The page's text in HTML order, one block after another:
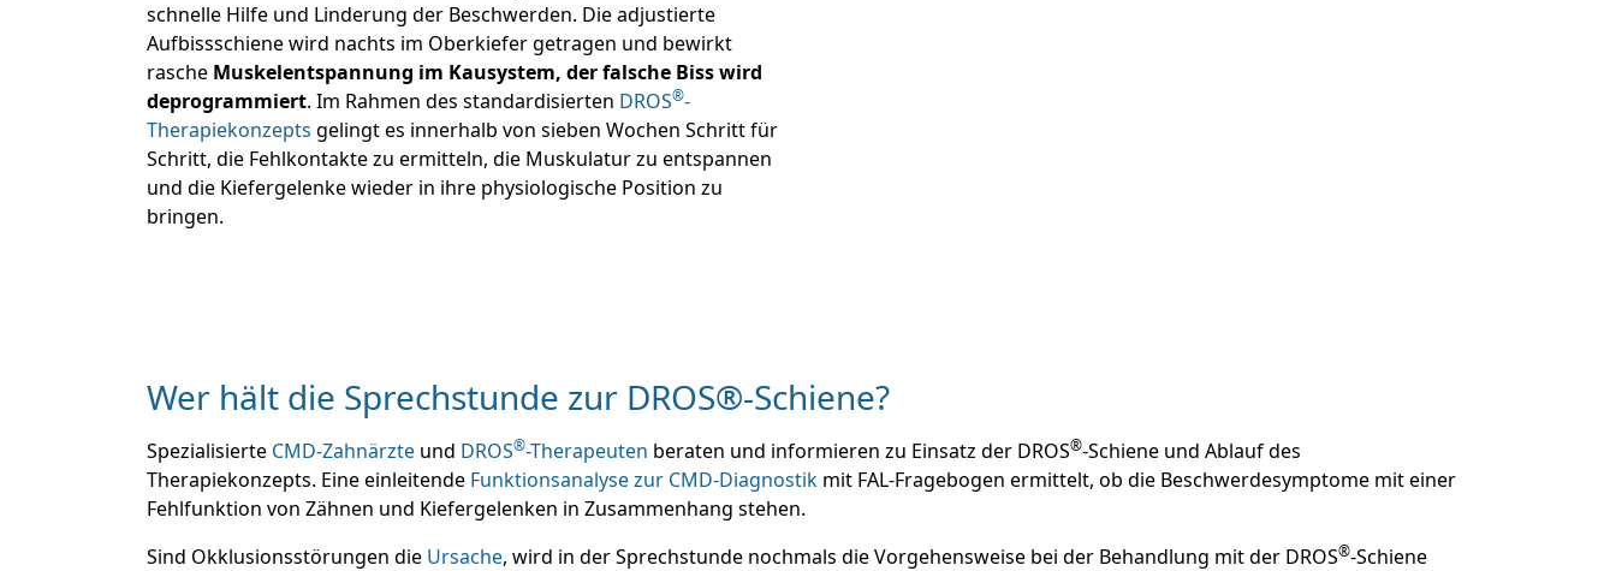
schnelle Hilfe und Linderung der Beschwerden. Die adjustierte
Aufbissschiene wird nachts im Oberkiefer getragen und bewirkt
rasche Muskelentspannung im Kausystem, der falsche Biss wird
deprogrammiert. Im Rahmen des standardisierten DROS®-
Therapiekonzepts gelingt es innerhalb von sieben Wochen Schritt für
Schritt, die Fehlkontakte zu ermitteln, die Muskulatur zu entspannen
und die Kiefergelenke wieder in ihre physiologische Position zu
bringen.
Wer hält die Sprechstunde zur DROS®-Schiene?
Spezialisierte CMD-Zahnärzte und DROS®-Therapeuten beraten und informieren zu Einsatz der DROS®-Schiene und Ablauf des
Therapiekonzepts. Eine einleitende Funktionsanalyse zur CMD-Diagnostik mit FAL-Fragebogen ermittelt, ob die Beschwerdesymptome mit einer
Fehlfunktion von Zähnen und Kiefergelenken in Zusammenhang stehen.
Sind Okklusionsstörungen die Ursache, wird in der Sprechstunde nochmals die Vorgehensweise bei der Behandlung mit der DROS®-Schiene